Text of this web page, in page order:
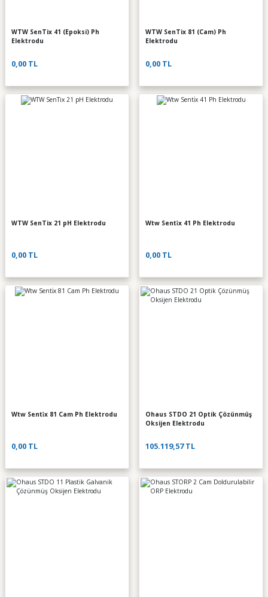
WTW SenTix 41 (Epoksi) Ph
Elektrodu
0,00 TL
WTW SenTix 81 (Cam) Ph
Elektrodu
0,00 TL
WTW SenTix 21 pH Elektrodu
0,00 TL
Wtw Senti̇x 41 Ph Elektrodu
0,00 TL
Wtw Senti̇x 81 Cam Ph Elektrodu
0,00 TL
Ohaus STDO 21 Optik Çözünmüş
Oksijen Elektrodu
105.119,57 TL